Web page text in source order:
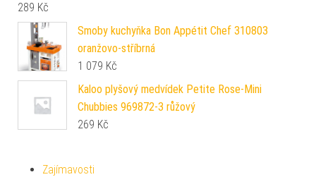
289 Kč
Smoby kuchyňka Bon Appétit Chef 310803
oranžovo-stříbrná
1 079 Kč
Kaloo plyšový medvídek Petite Rose-Mini
Chubbies 969872-3 růžový
269 Kč
Zajímavosti